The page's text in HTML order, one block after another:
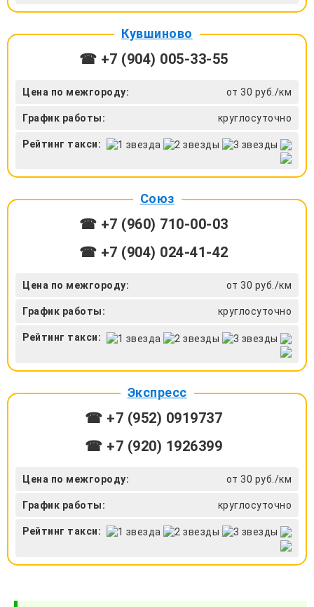
Кувшиново
☎ +7 (904) 005-33-55
Цена по межгороду: от 30 руб./км
График работы: круглосуточно
Рейтинг такси:
Союз
☎ +7 (960) 710-00-03
☎ +7 (904) 024-41-42
Цена по межгороду: от 30 руб./км
График работы: круглосуточно
Рейтинг такси:
Экспресс
☎ +7 (952) 0919737
☎ +7 (920) 1926399
Цена по межгороду: от 30 руб./км
График работы: круглосуточно
Рейтинг такси: